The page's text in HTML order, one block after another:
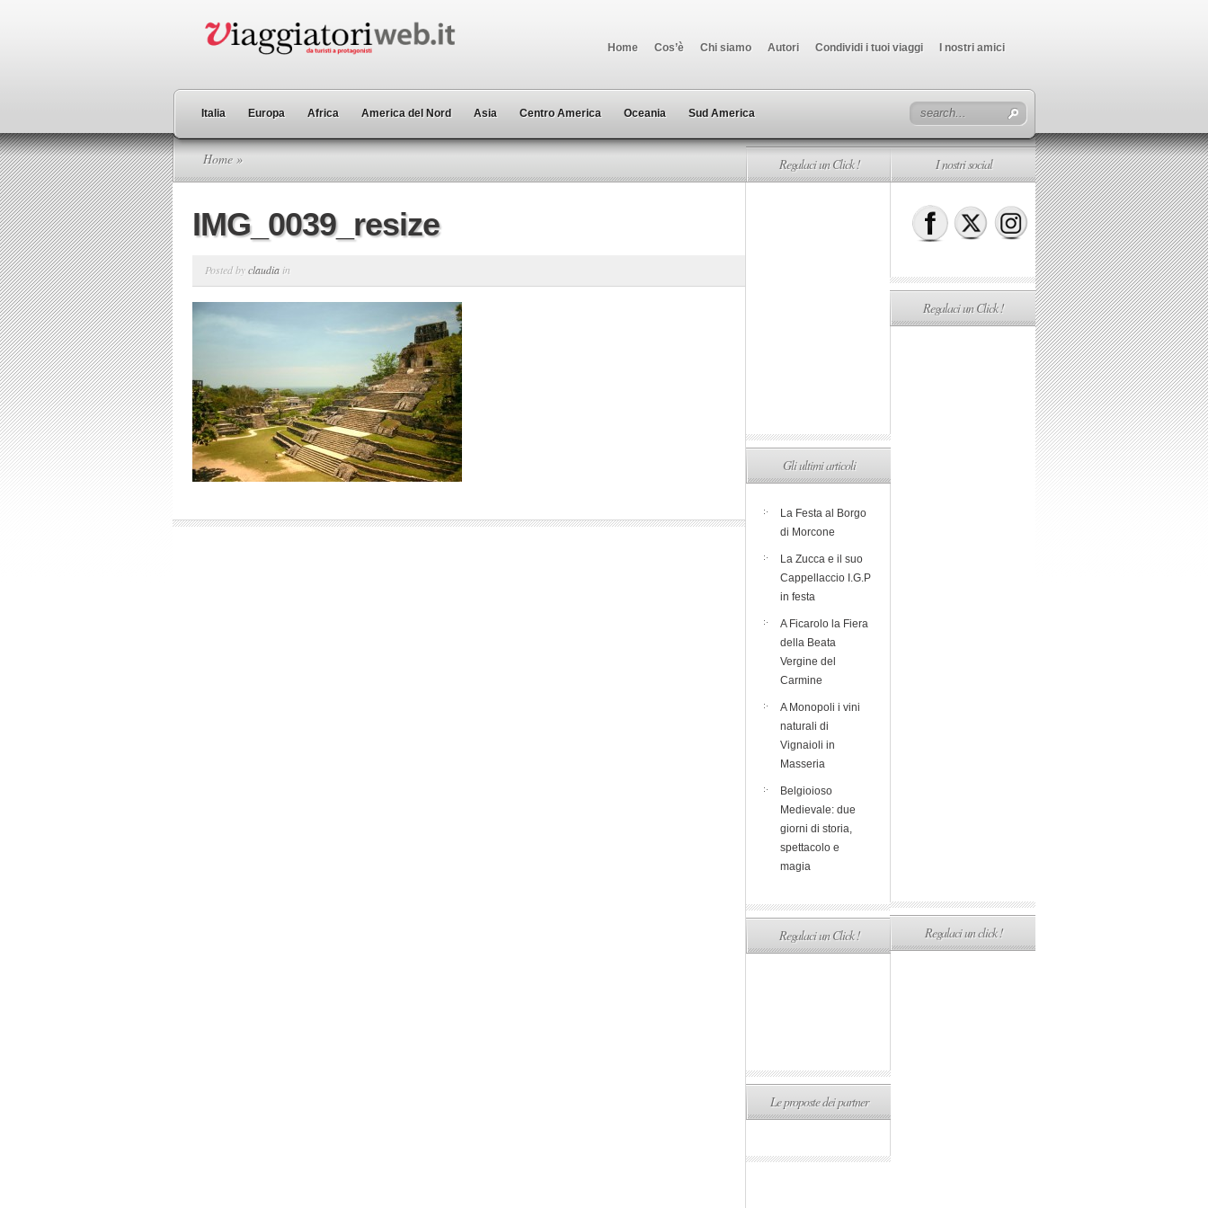
Home Cos’è Chi siamo Autori Condividi i tuoi viaggi I nostri amici
Italia Europa Africa America del Nord Asia Centro America Oceania Sud America
Home »
IMG_0039_resize
Posted byclaudia in
Regalaci un Click !
Gli ultimi articoli
La Festa al Borgo
di Morcone
La Zucca e il suo
Cappellaccio I.G.P
in festa
A Ficarolo la Fiera
della Beata
Vergine del
Carmine
A Monopoli i vini
naturali di
Vignaioli in
Masseria
Belgioioso
Medievale: due
giorni di storia,
spettacolo e
magia
Regalaci un Click !
Le proposte dei partner
I nostri social
Regalaci un Click !
Regalaci un click !